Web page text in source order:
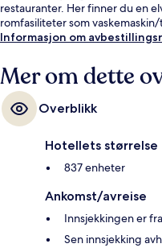
restauranter. Her finner du en
romfasiliteter som
Informasjon om
Mer om dette
Overblikk
Hotellets størrelse
837 enheter
Ankomst/avreise
Innsjekkingen er
Sen innsjekking